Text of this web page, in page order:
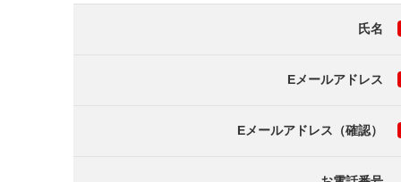
氏名
Eメールアドレス
Eメールアドレス（確認）